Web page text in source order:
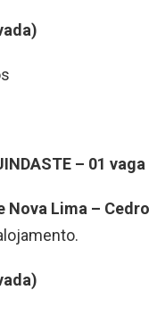
– 01 vaga
Nova Lima – Cedro